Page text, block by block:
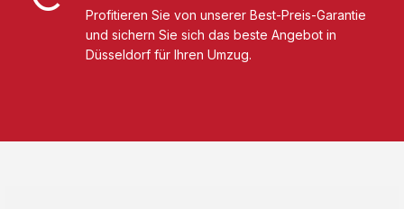
Profitieren Sie von unserer Best-Preis-Garantie
und sichern Sie sich das beste Angebot in
Düsseldorf für Ihren Umzug.